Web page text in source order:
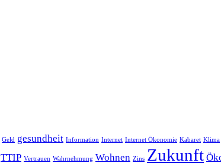
Geld gesundheit Information Internet Internet Ökonomie Kabaret Klima
TTIP Vertrauen Wahrnehmung Wohnen Zins Zukunft